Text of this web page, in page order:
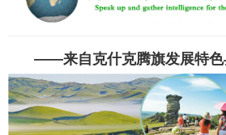
——来自克什克腾旗发展特色